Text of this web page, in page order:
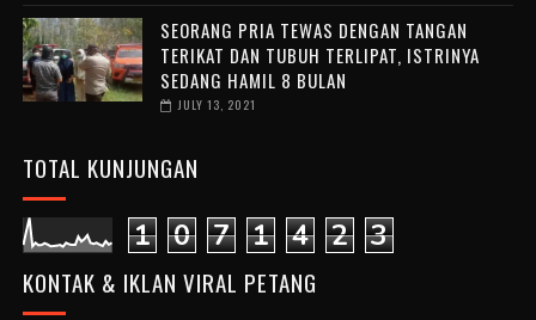
SEORANG PRIA TEWAS DENGAN TANGAN
TERIKAT DAN TUBUH TERLIPAT, ISTRINYA
SEDANG HAMIL 8 BULAN
JULY 13, 2021
TOTAL KUNJUNGAN
1 0 7 1 4 2 3
KONTAK & IKLAN VIRAL PETANG